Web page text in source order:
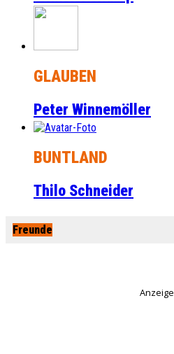
GLAUBEN
Peter Winnemöller
BUNTLAND
Thilo Schneider
Freunde
Anzeige